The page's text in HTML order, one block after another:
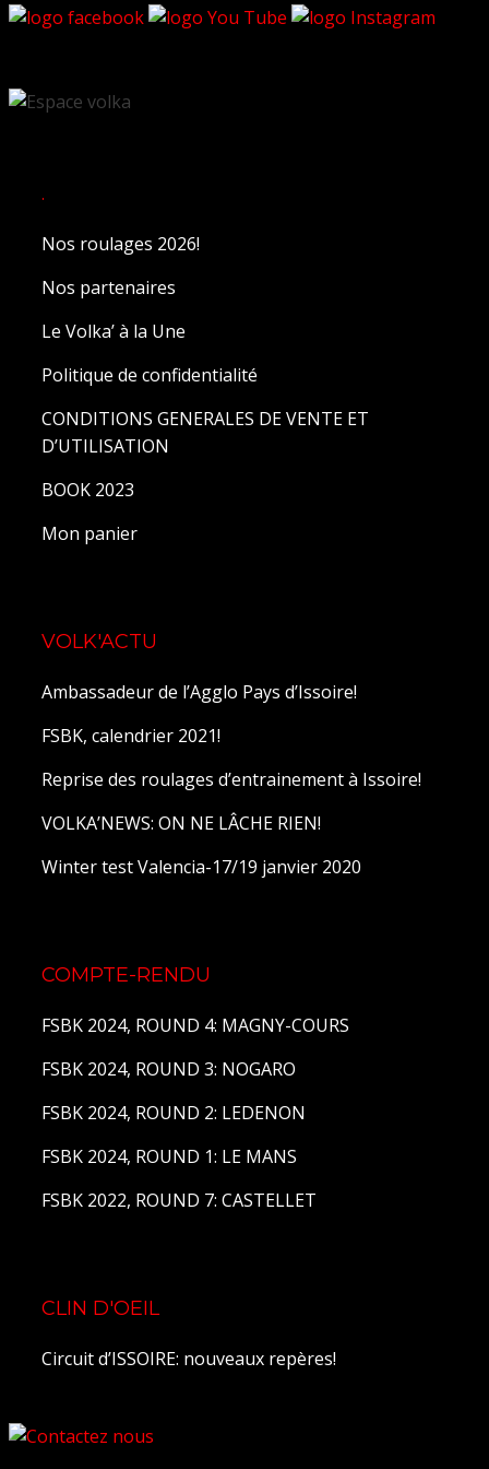
sur
.
Nos roulages 2026!
Nos partenaires
Le Volka’ à la Une
Politique de confidentialité
CONDITIONS GENERALES DE VENTE ET
D’UTILISATION
BOOK 2023
Mon panier
VOLK'ACTU
Ambassadeur de l’Agglo Pays d’Issoire!
FSBK, calendrier 2021!
Reprise des roulages d’entrainement à Issoire!
VOLKA’NEWS: ON NE LÂCHE RIEN!
Winter test Valencia-17/19 janvier 2020
COMPTE-RENDU
FSBK 2024, ROUND 4: MAGNY-COURS
FSBK 2024, ROUND 3: NOGARO
FSBK 2024, ROUND 2: LEDENON
FSBK 2024, ROUND 1: LE MANS
FSBK 2022, ROUND 7: CASTELLET
CLIN D'OEIL
Circuit d’ISSOIRE: nouveaux repères!